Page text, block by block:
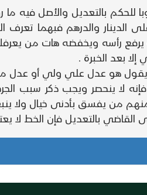
للحكم بالتعديل والأصل
الدينار والدرهم فبهما تعرف
رأسه ويخفضه هات من يعرفك
بعد الخبرة .
يقول هو عدل علي ولي أو عدل
لا ينحصر ويجب ذكر سبب
من يفسق بأدنى خيال ولا
القاضي بالتعديل فإن الخط لا